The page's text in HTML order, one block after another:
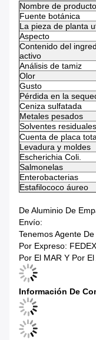
Nombre de producto
Fuente botánica
La pieza de planta
Aspecto
Contenido del
activo
Análisis de tamiz
Olor
Gusto
Pérdida en la
Ceniza sulfatada
Metales pesados
Solventes residuales
Cuenta de placa
Levadura y moldes
Escherichia Coli.
Salmonelas
Enterobacterias
Estafilococo áureo
De Aluminio De
Envío:
Tenemos Agente
Por Expreso:
Por El MAR Y Por El
Información De